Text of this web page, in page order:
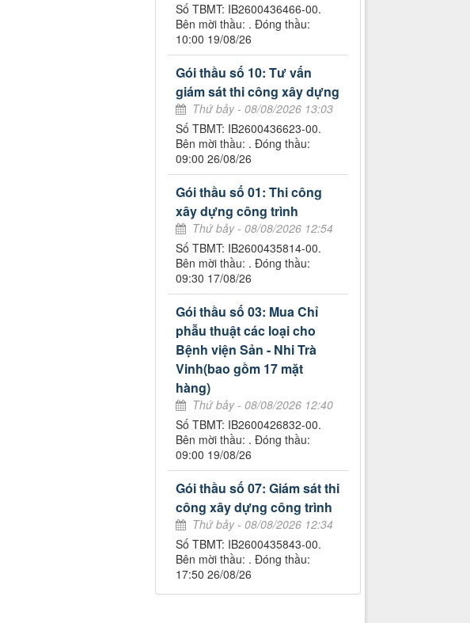
Số TBMT: IB2600436466-00.
Bên mời thầu: . Đóng thầu:
10:00 19/08/26
Gói thầu số 10: Tư vấn
giám sát thi công xây dựng
Thứ bảy - 08/08/2026 13:03
Số TBMT: IB2600436623-00.
Bên mời thầu: . Đóng thầu:
09:00 26/08/26
Gói thầu số 01: Thi công
xây dựng công trình
Thứ bảy - 08/08/2026 12:54
Số TBMT: IB2600435814-00.
Bên mời thầu: . Đóng thầu:
09:30 17/08/26
Gói thầu số 03: Mua Chỉ
phẫu thuật các loại cho
Bệnh viện Sản - Nhi Trà
Vinh(bao gồm 17 mặt
hàng)
Thứ bảy - 08/08/2026 12:40
Số TBMT: IB2600426832-00.
Bên mời thầu: . Đóng thầu:
09:00 19/08/26
Gói thầu số 07: Giám sát thi
công xây dựng công trình
Thứ bảy - 08/08/2026 12:34
Số TBMT: IB2600435843-00.
Bên mời thầu: . Đóng thầu:
17:50 26/08/26